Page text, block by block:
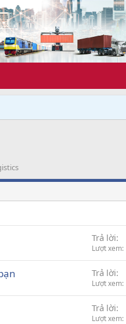
Trả lời
Lượt xem
Trả lời
Lượt xem
Trả lời
Lượt xem